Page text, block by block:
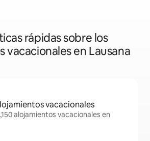
rápidas sobre los
vacacionales en Lausana
vacacionales
alojamientos vacacionales en